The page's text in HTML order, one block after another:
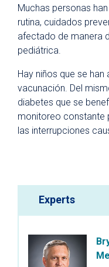
Muchas personas
rutina, cuidados
afectado de manera
pediátrica.
Hay niños que se
vacunación. Del
diabetes que se
monitoreo constante
las interrupciones
Experts